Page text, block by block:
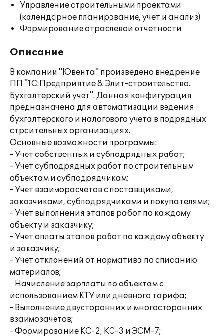
Управление строительными проектами
(календарное планирование, учет и анализ)
Формирование отраслевой отчетности
Описание
В компании "Ювента" произведено внедрение
ПП "1С:Предприятие 8. Элит-строительство.
Бухгалтерский учет". Данная конфигурация
предназначена для автоматизации ведения
бухгалтерского и налогового учета в подрядных
строительных организациях.
Основные возможности программы:
- Учет собственных и субподрядных работ;
- Учет субподрядных работ по строительным
объектам и субподрядчикам;
- Учет взаиморасчетов с поставщиками,
заказчиками, субподрядчиками и покупателями;
- Учет выполнения этапов работ по каждому
объекту и заказчику;
- Учет оплаты этапов работ по каждому объекту
и заказчику;
- Учет отклонений от норматива по списанию
материалов;
- Начисление зарплаты по объектам с
использованием КТУ или дневного тарифа;
- Выполнение двусторонних и многосторонних
взаимозачетов;
- Формирование КС-2, КС-3 и ЭСМ-7;